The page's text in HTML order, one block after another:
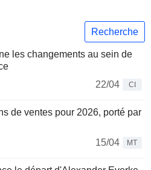
Recherche
les changements au sein de
22/04
CI
de ventes pour 2026, porté par
15/04
MT